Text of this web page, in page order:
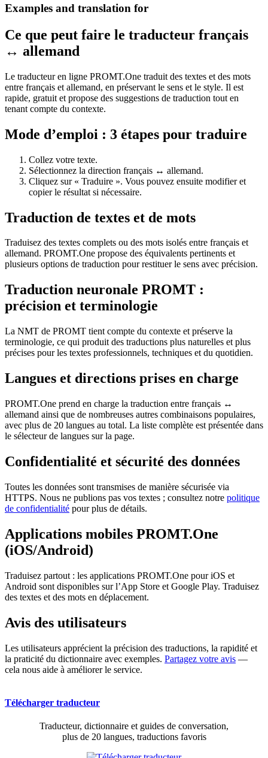
Examples and translation for
Ce que peut faire le traducteur français
↔ allemand
Le traducteur en ligne PROMT.One traduit des textes et des mots
entre français et allemand, en préservant le sens et le style. Il est
rapide, gratuit et propose des suggestions de traduction tout en
tenant compte du contexte.
Mode d’emploi : 3 étapes pour traduire
Collez votre texte.
Sélectionnez la direction français ↔ allemand.
Cliquez sur « Traduire ». Vous pouvez ensuite modifier et
copier le résultat si nécessaire.
Traduction de textes et de mots
Traduisez des textes complets ou des mots isolés entre français et
allemand. PROMT.One propose des équivalents pertinents et
plusieurs options de traduction pour restituer le sens avec précision.
Traduction neuronale PROMT :
précision et terminologie
La NMT de PROMT tient compte du contexte et préserve la
terminologie, ce qui produit des traductions plus naturelles et plus
précises pour les textes professionnels, techniques et du quotidien.
Langues et directions prises en charge
PROMT.One prend en charge la traduction entre français ↔
allemand ainsi que de nombreuses autres combinaisons populaires,
avec plus de 20 langues au total. La liste complète est présentée dans
le sélecteur de langues sur la page.
Confidentialité et sécurité des données
Toutes les données sont transmises de manière sécurisée via
HTTPS. Nous ne publions pas vos textes ; consultez notre politique
de confidentialité pour plus de détails.
Applications mobiles PROMT.One
(iOS/Android)
Traduisez partout : les applications PROMT.One pour iOS et
Android sont disponibles sur l’App Store et Google Play. Traduisez
des textes et des mots en déplacement.
Avis des utilisateurs
Les utilisateurs apprécient la précision des traductions, la rapidité et
la praticité du dictionnaire avec exemples. Partagez votre avis —
cela nous aide à améliorer le service.
Télécharger traducteur
Traducteur, dictionnaire et guides de conversation,
plus de 20 langues, traductions favoris